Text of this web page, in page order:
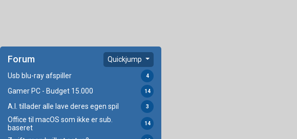
Forum Quickjump
Usb blu-ray afspiller 4
Gamer PC - Budget 15.000 14
A.I. tillader alle lave deres egen spil 3
Office til macOS som ikke er sub.
baseret
14